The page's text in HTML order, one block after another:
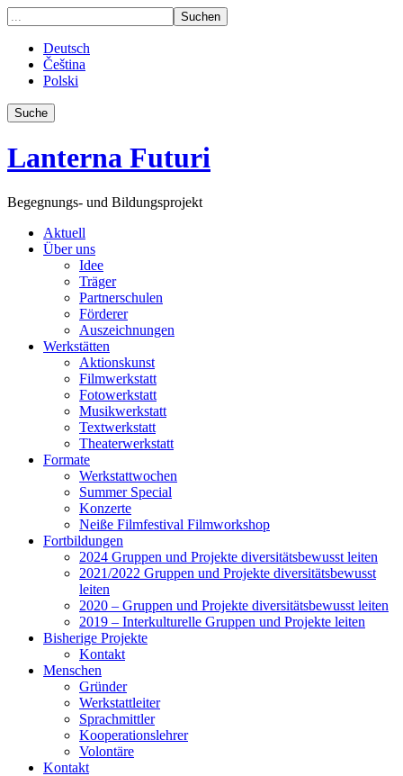
Deutsch
Čeština
Polski
Suche
Lanterna Futuri
Begegnungs- und Bildungsprojekt
Aktuell
Über uns
Idee
Träger
Partnerschulen
Förderer
Auszeichnungen
Werkstätten
Aktionskunst
Filmwerkstatt
Fotowerkstatt
Musikwerkstatt
Textwerkstatt
Theaterwerkstatt
Formate
Werkstattwochen
Summer Special
Konzerte
Neiße Filmfestival Filmworkshop
Fortbildungen
2024 Gruppen und Projekte diversitätsbewusst leiten
2021/2022 Gruppen und Projekte diversitätsbewusst
leiten
2020 – Gruppen und Projekte diversitätsbewusst leiten
2019 – Interkulturelle Gruppen und Projekte leiten
Bisherige Projekte
Kontakt
Menschen
Gründer
Werkstattleiter
Sprachmittler
Kooperationslehrer
Volontäre
Kontakt